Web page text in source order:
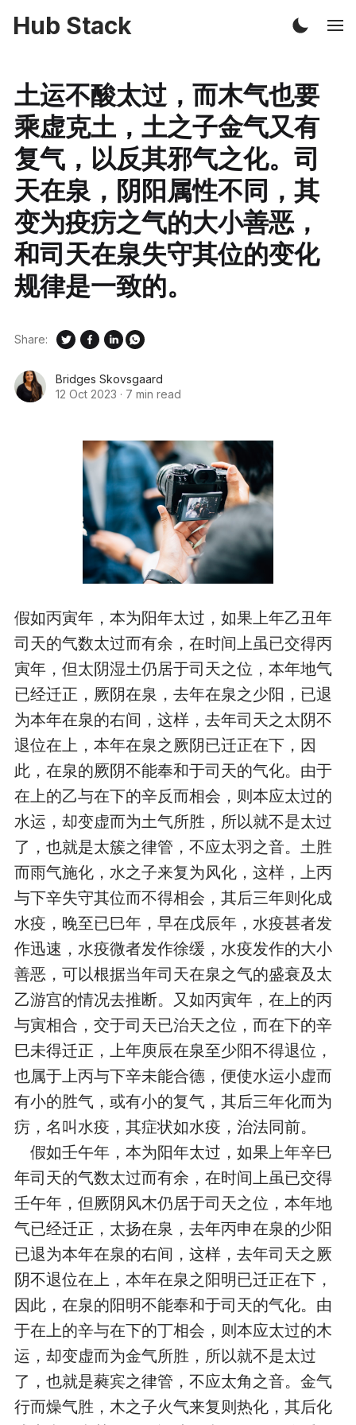
Hub Stack
土运不酸太过，而木气也要
乘虚克土，土之子金气又有
复气，以反其邪气之化。司
天在泉，阴阳属性不同，其
变为疫疠之气的大小善恶，
和司天在泉失守其位的变化
规律是一致的。
Bridges Skovsgaard
12 Oct 2023 · 7 min read
Share:
假如丙寅年，本为阳年太过，如果上年乙丑年
司天的气数太过而有余，在时间上虽已交得丙
寅年，但太阴湿土仍居于司天之位，本年地气
已经迁正，厥阴在泉，去年在泉之少阳，已退
为本年在泉的右间，这样，去年司天之太阴不
退位在上，本年在泉之厥阴已迁正在下，因
此，在泉的厥阴不能奉和于司天的气化。由于
在上的乙与在下的辛反而相会，则本应太过的
水运，却变虚而为土气所胜，所以就不是太过
了，也就是太簇之律管，不应太羽之音。土胜
而雨气施化，水之子来复为风化，这样，上丙
与下辛失守其位而不得相会，其后三年则化成
水疫，晚至已巳年，早在戊辰年，水疫甚者发
作迅速，水疫微者发作徐缓，水疫发作的大小
善恶，可以根据当年司天在泉之气的盛衰及太
乙游宫的情况去推断。又如丙寅年，在上的丙
与寅相合，交于司天已治天之位，而在下的辛
巳未得迁正，上年庾辰在泉至少阳不得退位，
也属于上丙与下辛未能合德，便使水运小虚而
有小的胜气，或有小的复气，其后三年化而为
疠，名叫水疫，其症状如水疫，治法同前。
假如壬午年，本为阳年太过，如果上年辛巳
年司天的气数太过而有余，在时间上虽已交得
壬午年，但厥阴风木仍居于司天之位，本年地
气已经迁正，太扬在泉，去年丙申在泉的少阳
已退为本年在泉的右间，这样，去年司天之厥
阴不退位在上，本年在泉之阳明已迁正在下，
因此，在泉的阳明不能奉和于司天的气化。由
于在上的辛与在下的丁相会，则本应太过的木
运，却变虚而为金气所胜，所以就不是太过
了，也就是蕤宾之律管，不应太角之音。金气
行而燥气胜，木之子火气来复则热化，其后化